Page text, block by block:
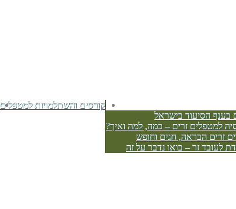
בענף הסיעוד בישראל
למטפלים זרים – כמה, למה ואיך?
זרים הבראה, חגים וחופש
לעובד זר – בואו נדבר על זה
קורסים והשתלמויות למטפלים